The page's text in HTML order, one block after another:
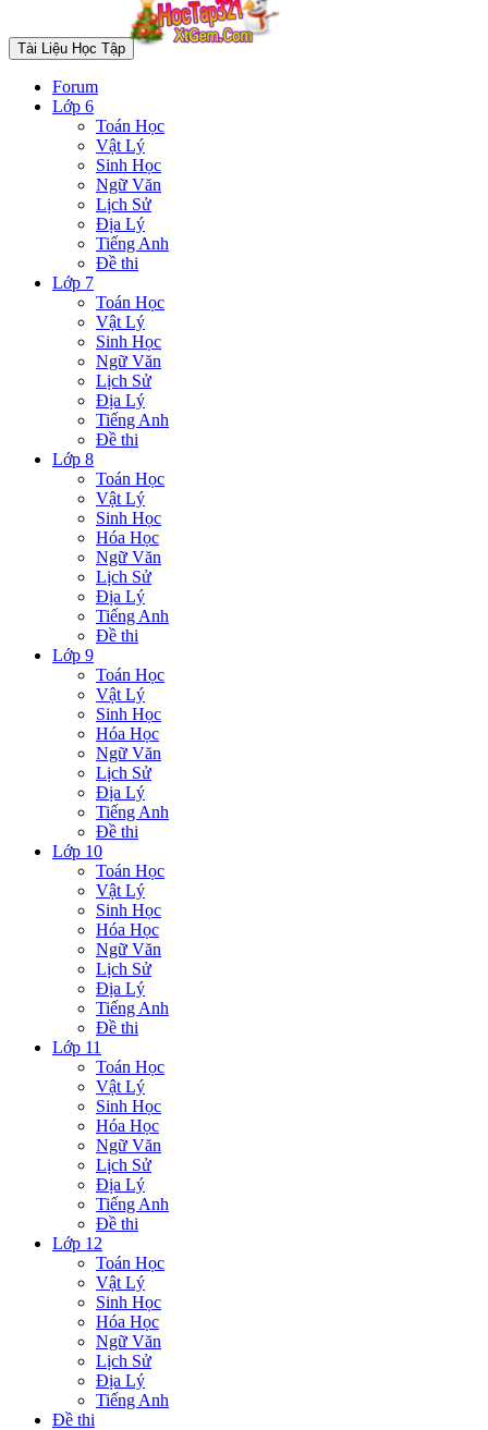
Tài Liệu Học Tập
Forum
Lớp 6
Toán Học
Vật Lý
Sinh Học
Ngữ Văn
Lịch Sử
Địa Lý
Tiếng Anh
Đề thi
Lớp 7
Toán Học
Vật Lý
Sinh Học
Ngữ Văn
Lịch Sử
Địa Lý
Tiếng Anh
Đề thi
Lớp 8
Toán Học
Vật Lý
Sinh Học
Hóa Học
Ngữ Văn
Lịch Sử
Địa Lý
Tiếng Anh
Đề thi
Lớp 9
Toán Học
Vật Lý
Sinh Học
Hóa Học
Ngữ Văn
Lịch Sử
Địa Lý
Tiếng Anh
Đề thi
Lớp 10
Toán Học
Vật Lý
Sinh Học
Hóa Học
Ngữ Văn
Lịch Sử
Địa Lý
Tiếng Anh
Đề thi
Lớp 11
Toán Học
Vật Lý
Sinh Học
Hóa Học
Ngữ Văn
Lịch Sử
Địa Lý
Tiếng Anh
Đề thi
Lớp 12
Toán Học
Vật Lý
Sinh Học
Hóa Học
Ngữ Văn
Lịch Sử
Địa Lý
Tiếng Anh
Đề thi